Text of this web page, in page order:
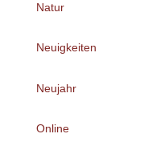
Natur
Neuigkeiten
Neujahr
Online